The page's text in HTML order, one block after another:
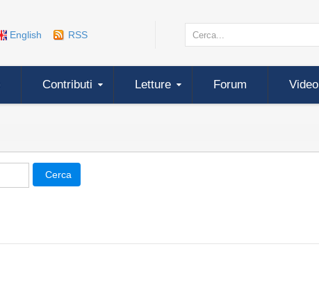
English RSS
Contributi Letture Forum Video
Cerca